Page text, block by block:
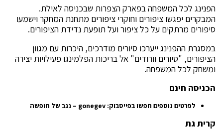
הפנינג לכל המשפחה בפארק הצפרות שבכניסה לאילת.
המבקרים יפגשו ציפורים וחוקרי ציפורים מתחנת המחקר וישמעו
סיפורים מרתקים על כל ציפור ועל תופעת נדידת הציפורים.
במסגרת ההפנינג ייערכו סיורים מודרכים, היכרות עם מגוון
הציפורים, "סיורים וורודים" אל בריכות הפלמינגו פעילויות יצירה
ומשחק לכל המשפחה.
הכניסה חינם
לפרטים נוספים חפשו בפייסבוק: gonegev– נגב של חופשה
קרית גת